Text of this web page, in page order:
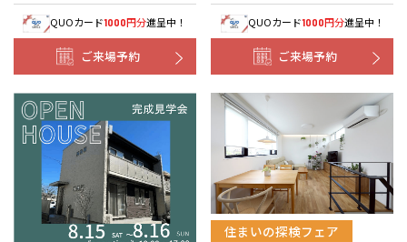
QUOカード1000円分進呈中！
ご来場予約
QUOカード1000円分進呈中！
ご来場予約
住まいの探検フェア